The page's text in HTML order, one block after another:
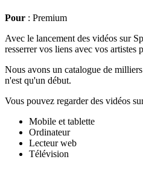
Pour : Premium
Avec le lancement des vidéos sur
resserrer vos liens avec vos artistes
Nous avons un catalogue de
n'est qu'un début.
Vous pouvez regarder des vidéos
Mobile et tablette
Ordinateur
Lecteur web
Télévision